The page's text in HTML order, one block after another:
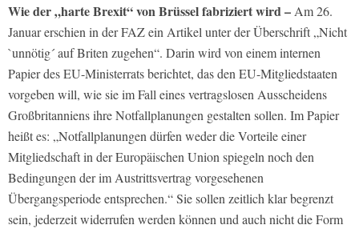
Wie der „harte Brexit“ von Brüssel fabriziert wird – Am 26.
Januar erschien in der FAZ ein Artikel unter der Überschrift „Nicht
`unnötig´ auf Briten zugehen“. Darin wird von einem internen
Papier des EU-Ministerrats berichtet, das den EU-Mitgliedstaaten
vorgeben will, wie sie im Fall eines vertragslosen Ausscheidens
Großbritanniens ihre Notfallplanungen gestalten sollen. Im Papier
heißt es: „Notfallplanungen dürfen weder die Vorteile einer
Mitgliedschaft in der Europäischen Union spiegeln noch den
Bedingungen der im Austrittsvertrag vorgesehenen
Übergangsperiode entsprechen.“ Sie sollen zeitlich klar begrenzt
sein, jederzeit widerrufen werden können und auch nicht die Form